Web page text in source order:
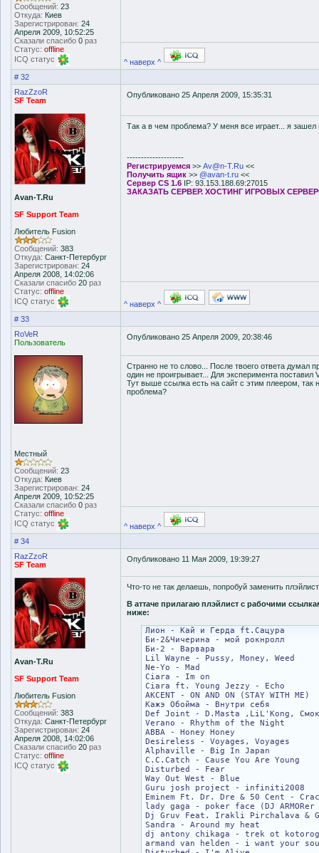
Сообщений: 23
Откуда: Киев
Зарегистрирован: 24
Апреля 2009, 10:52:25
Сказали спасибо 0 раз
Статус: offline
ICQ статус
^ наверх ^
# 32
RazZzoR
SF Team
Avan-T.Ru
SF Support Team
Любитель Fusion
Сообщений: 383
Откуда: Санкт-Петербург
Зарегистрирован: 24
Апреля 2008, 14:02:06
Сказали спасибо 20 раз
Статус: offline
ICQ статус
Опубликовано 25 Апреля 2009, 15:35:31
Так а в чем проблема? У меня все играет... я зашел
--------------------
Регистрируемся >> Av@n-T.Ru <<
Получить ящик >> @avan-t.ru <<
Сервер CS 1.6 IP: 93.153.188.69:27015
ЗАКАЗАТЬ СЕРВЕР. ХОСТИНГ ИГРОВЫХ
^ наверх ^
# 33
RoVeR
Пользователь
Местный
Сообщений: 23
Откуда: Киев
Зарегистрирован: 24
Апреля 2009, 10:52:25
Сказали спасибо 0 раз
Статус: offline
ICQ статус
Опубликовано 25 Апреля 2009, 20:38:46
Странно не то слово... После твоего ответа думал
один не проигрывает... Для эксперимента
Тут выше ссылка есть на сайт с этим плеером, так
проблема?
^ наверх ^
# 34
RazZzoR
SF Team
Avan-T.Ru
SF Support Team
Любитель Fusion
Сообщений: 383
Откуда: Санкт-Петербург
Зарегистрирован: 24
Апреля 2008, 14:02:06
Сказали спасибо 20 раз
Статус: offline
ICQ статус
Опубликовано 11 Мая 2009, 19:39:27
Что-то не так делаешь, попробуй заменить
В аттаче прилагаю плэйлист с рабочими
ниже:
Лион - Кай и Герда ft.Сацура
Би-2&Чичерина - мой рокнролл
Би-2 - Варвара
Lil Wayne - Pussy, Money, Weed
Ne-Yo - Mad
Ciara - Im on
Ciara ft. Young Jezzy - Echo
AKCENT - ON AND ON (STAY WITH ME)
Кажэ Обойма - Внутри себя
Def Joint - D.Masta ,LiL'Kong,
Verano - Rhythm of the Night
ABBA - Honey Honey
Desireless - Voyages, Voyages
Alphaville - Big In Japan
C.C.Catch - Cause You Are Young
Disturbed - Fear
Way Out West - Blue
Guru josh project - infiniti2008
Eminem Ft. Dr. Dre & 50 Cent -
lady gaga - poker face (DJ
Dj Gruv Feat. Irakli Pirchalava &
Sandra - Around my heat
dj antony chikaga - trek ot
armand van helden - i want your